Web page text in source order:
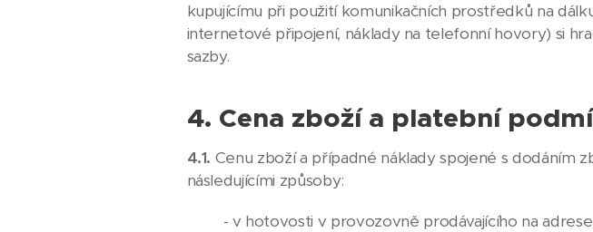
kupujícímu při použití komunikačních prostředků na
internetové připojení, náklady na telefonní hovory) si
sazby.
4. Cena zboží a platební
4.1. Cenu zboží a případné náklady spojené s dodáním
následujícími způsoby:
- v hotovosti v provozovně prodávajícího na adrese